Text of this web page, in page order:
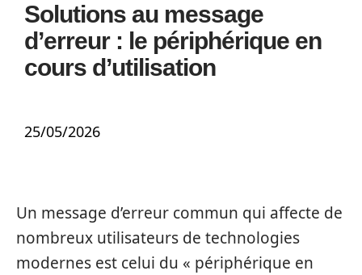
Solutions au message
d’erreur : le périphérique en
cours d’utilisation
25/05/2026
Un message d’erreur commun qui affecte de
nombreux utilisateurs de technologies
modernes est celui du « périphérique en